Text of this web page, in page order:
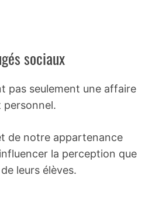
sociaux
pas seulement une affaire
personnel.
de notre appartenance
la perception que
leurs élèves.